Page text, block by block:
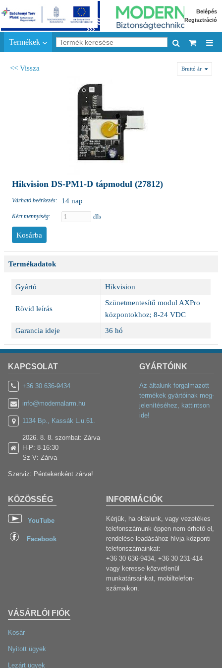
Belépés
Regisztráció
Termékek
<< Vissza Bruttó ár
Hikvision DS-PM1-D tápmodul (27812)
Várható beérkezés: 14 nap
Kért mennyiség: db
Termékadatok
Gyártó Hikvision
Rövid leírás
Szünetmentesítő modul AXPro
központokhoz; 8-24 VDC
Garancia ideje
36 hó
KAPCSOLAT
+36 30 636-9434
info@modernalarm.hu
1134 Bp., Kassák L.u.61.
2026. 8. 8. szombat: Zárva
H-P: 8-16:30
Sz-V: Zárva
Szerviz: Péntekenként zárva!
VÁSÁRLÓI FIÓK
Kosár
Nyitott ügyek
Lezárt ügyek
KÖZÖSSÉG
YouTube
Facebook
INFORMÁCIÓK
Kérjük, ha oldalunk, vagy vezetékes
telefonszámunk éppen nem érhető el,
rendelése leadásához hívja központi
telefonszámainkat:
+36 30 636-9434, +36 30 231-414
vagy keresse közvetlenül
munkatársainkat, mobiltelefon-
számaikon.
GYÁRTÓINK
Az általunk forgalmazott
termékek gyártóinak meg-
jelenítéséhez, kattintson
ide!